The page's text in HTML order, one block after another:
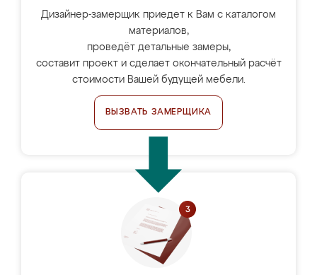
Дизайнер-замерщик приедет к Вам с каталогом
материалов,
проведёт детальные замеры,
составит проект и сделает окончательный расчёт
стоимости Вашей будущей мебели.
ВЫЗВАТЬ ЗАМЕРЩИКА